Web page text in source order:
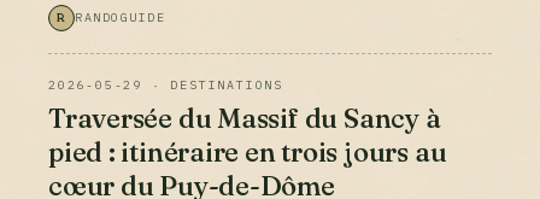
R RANDOGUIDE
2026-05-29 · DESTINATIONS
Traversée du Massif du Sancy à
pied : itinéraire en trois jours au
cœur du Puy-de-Dôme